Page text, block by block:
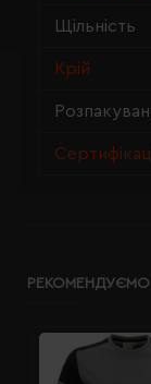
Щільність
Крій
РЕКОМЕНДУЄМО